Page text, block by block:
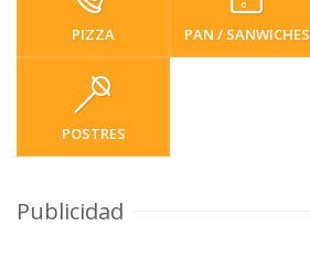
PIZZA PAN / SANWICHES
POSTRES
Publicidad